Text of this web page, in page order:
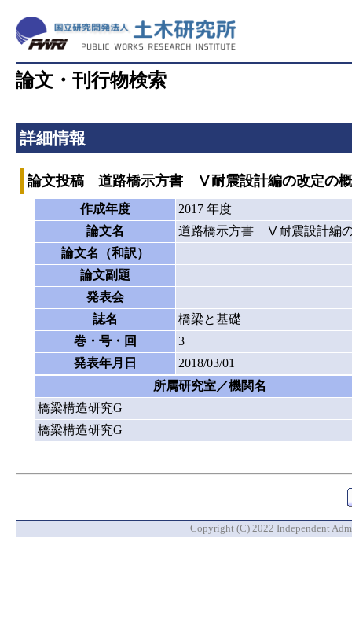
論文・刊行物検索
詳細情報
論文投稿 道路橋示方書 Ⅴ耐震設計編の改定の
作成年度
2017 年度
論文名
道路橋示方書 Ⅴ耐震設計編
論文名（和訳）
論文副題
発表会
誌名
橋梁と基礎
巻・号・回
3
発表年月日
2018/03/01
所属研究室／機関名
橋梁構造研究G
橋梁構造研究G
Copyright (C) 2022 Independent